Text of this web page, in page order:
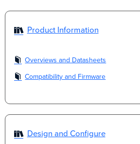
Product Information
Overviews and Datasheets
Compatibility and Firmware
Design and Configure